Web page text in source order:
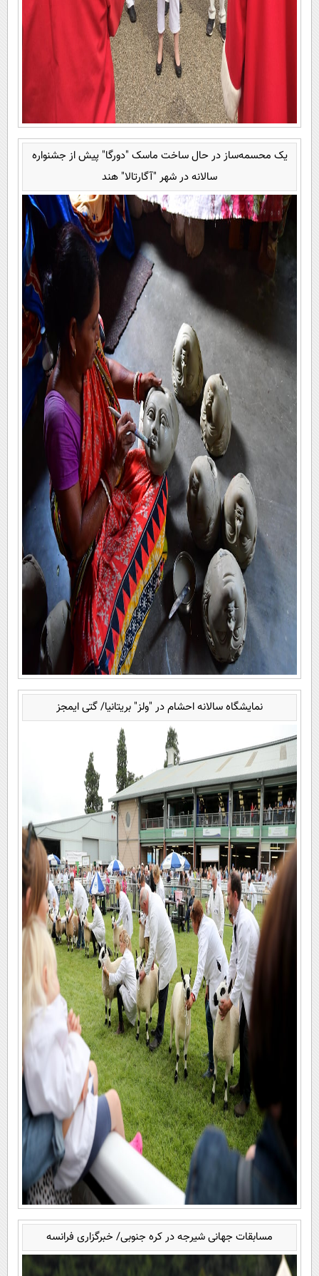
یک محسمه‌ساز در حال ساخت ماسک "دورگا" پیش از جشنواره
سالانه در شهر "آگارتالا" هند
نمایشگاه سالانه احشام در "ولز" بریتانیا/ گتی ایمجز
مسابقات جهانی شیرجه در کره جنوبی/ خبرگزاری فرانسه